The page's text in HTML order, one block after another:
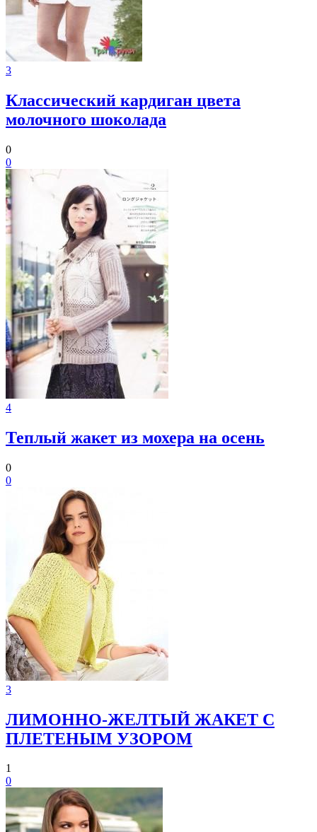
3
Классический кардиган цвета
молочного шоколада
0
0
4
Теплый жакет из мохера на осень
0
0
3
ЛИМОННО-ЖЕЛТЫЙ ЖАКЕТ С
ПЛЕТЕНЫМ УЗОРОМ
1
0